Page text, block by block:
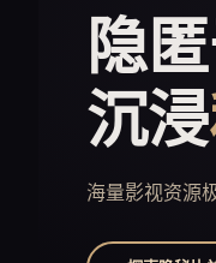
隐
沉浸
海量影视资源